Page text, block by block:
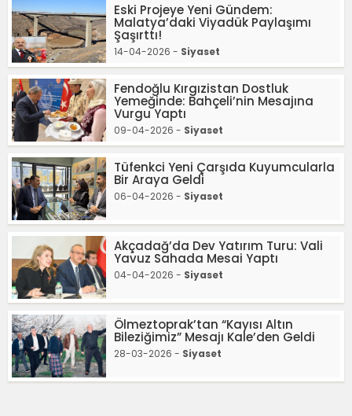
Eski Projeye Yeni Gündem:
Malatya’daki Viyadük Paylaşımı
Şaşırttı!
14-04-2026 - Siyaset
Fendoğlu Kırgızistan Dostluk
Yemeğinde: Bahçeli’nin Mesajına
Vurgu Yaptı
09-04-2026 - Siyaset
Tüfenkci Yeni Çarşıda Kuyumcularla
Bir Araya Geldi
06-04-2026 - Siyaset
Akçadağ’da Dev Yatırım Turu: Vali
Yavuz Sahada Mesai Yaptı
04-04-2026 - Siyaset
Ölmeztoprak’tan “Kayısı Altın
Bileziğimiz” Mesajı Kale’den Geldi
28-03-2026 - Siyaset